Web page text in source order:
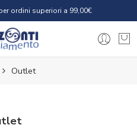
ordini superiori a 99,00€
Outlet